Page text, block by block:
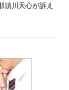
須川天心が訴え